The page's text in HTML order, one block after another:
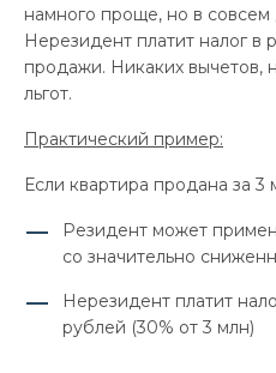
намного проще, но в совсем
Нерезидент платит налог в
продажи. Никаких вычетов,
льгот.
Практический пример:
Если квартира продана за 3
Резидент может
со значительно
Нерезидент платит
рублей (30% от 3 млн)